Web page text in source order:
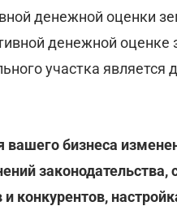
денежной оценки
денежной
участка является
бизнеса
законодательства,
конкурентов,